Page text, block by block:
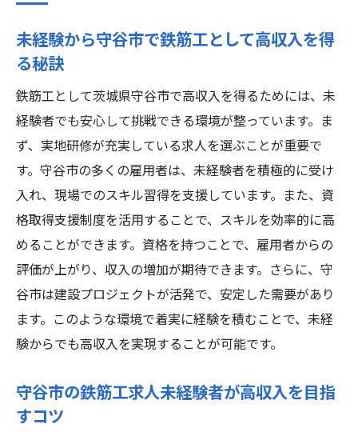
未経験から守谷市で鉄筋工として高収入を得
る秘訣
鉄筋工として茨城県守谷市で高収入を得るためには、未
経験者でも安心して挑戦できる環境が整っています。ま
ず、実地研修が充実している求人を選ぶことが重要で
す。守谷市の多くの雇用者は、未経験者を積極的に受け
入れ、現場でのスキル習得を支援しています。また、資
格取得支援制度を活用することで、スキルを効率的に高
めることができます。資格を持つことで、雇用者からの
評価が上がり、収入の増加が期待できます。さらに、守
谷市は建設プロジェクトが活発で、安定した需要があり
ます。このような環境で着実に経験を積むことで、未経
験からでも高収入を実現することが可能です。
守谷市の鉄筋工求人未経験者が高収入を目指
すコツ